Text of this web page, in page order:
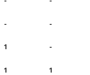
- -
1 -
1 1